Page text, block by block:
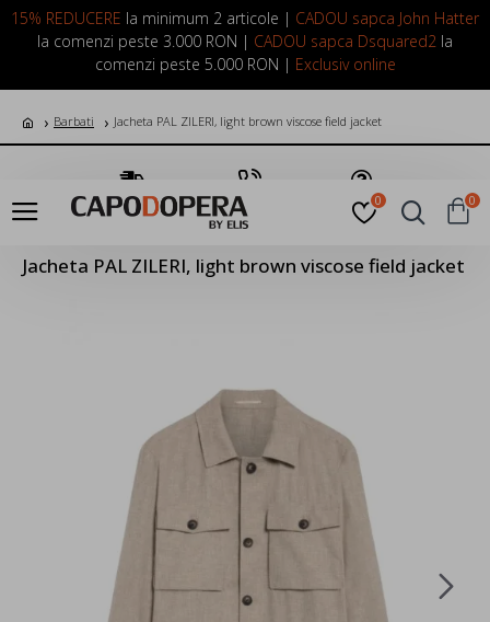
15% REDUCERE la minimum 2 articole | CADOU sapca John Hatter
la comenzi peste 3.000 RON | CADOU sapca Dsquared2 la
comenzi peste 5.000 RON | Exclusiv online
LOGIN INREGISTRARE
0 0
Barbati Jacheta PAL ZILERI, light brown viscose field jacket
Transport Gratuit Suna Acum Pune o Intrebare
Jacheta PAL ZILERI, light brown viscose field jacket